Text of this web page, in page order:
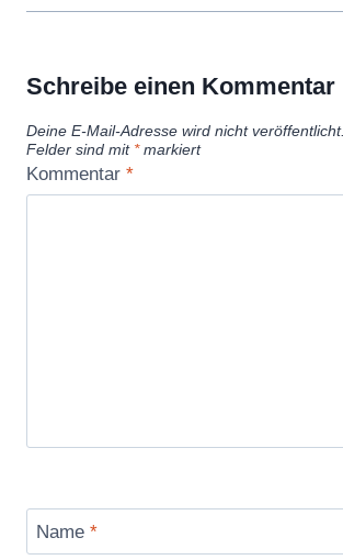
Schreibe einen Kommentar
Deine E-Mail-Adresse wird nicht veröffentlicht.
Felder sind mit *markiert
Kommentar *
Name *